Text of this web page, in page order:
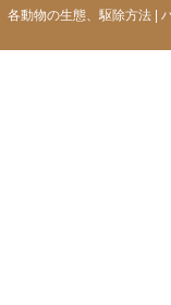
各動物の生態、駆除方法 |